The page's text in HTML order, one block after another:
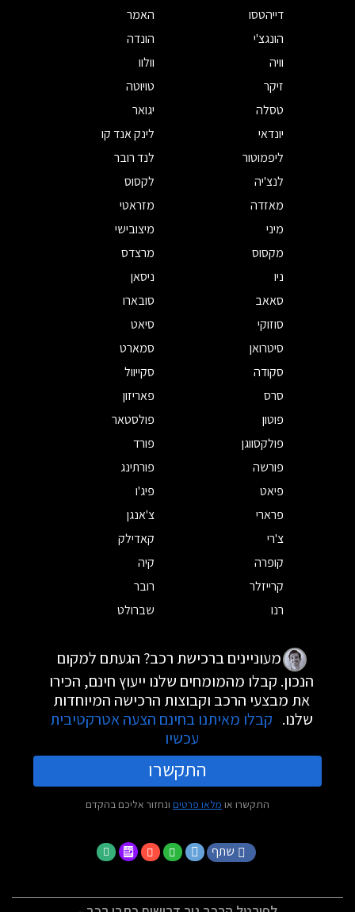
דייהטסו
האמר
הונגצ'י
הונדה
וויה
וולוו
זיקר
טויוטה
טסלה
יגואר
יונדאי
לינק אנד קו
ליפמוטור
לנד רובר
לנצ'יה
לקסוס
מאזדה
מזראטי
מיני
מיצובישי
מקסוס
מרצדס
ניו
ניסאן
סאאב
סובארו
סוזוקי
סיאט
סיטרואן
סמארט
סקודה
סקייוול
סרס
פאריזון
פוטון
פולסטאר
פולקסווגן
פורד
פורשה
פורתינג
פיאט
פיג'ו
פרארי
צ'אנגן
צ'רי
קאדילק
קופרה
קיה
קרייזלר
רובר
רנו
שברולט
מעוניינים ברכישת רכב? הגעתם למקום
הנכון. קבלו מהמומחים שלנו ייעוץ חינם, הכירו
את מבצעי הרכב וקבוצות הרכישה המיוחדות
שלנו. קבלו מאיתנו בחינם הצעה אטרקטיבית
עכשיו
התקשרו
התקשרו או מלאו פרטים ונחזור אליכם בהקדם
שתף